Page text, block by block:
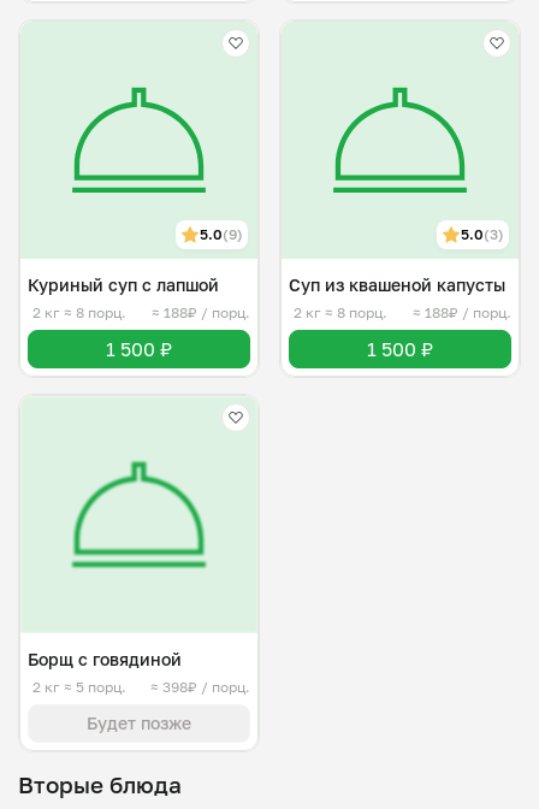
5.0(9)
Куриный суп с лапшой
2 кг ≈ 8 порц. ≈ 188₽ / порц.
1 500 ₽
5.0(3)
Суп из квашеной капусты
2 кг ≈ 8 порц. ≈ 188₽ / порц.
1 500 ₽
Борщ с говядиной
2 кг ≈ 5 порц. ≈ 398₽ / порц.
Будет позже
Вторые блюда